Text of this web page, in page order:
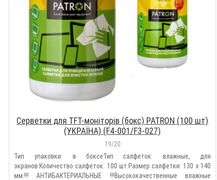
Серветки для TFT-моніторів (бокс) PATRON (100 шт)
(УКРАЇНА) (F4-001/F3-027)
19/20
Тип упаковки: в боксеТип салфеток: влажные, для
экранов.Количество салфеток: 100 шт.Размер салфетки: 130 х 140
мм.!!! АНТИБАКТЕРИАЛЬНЫЕ !!!Высококачественные влажные